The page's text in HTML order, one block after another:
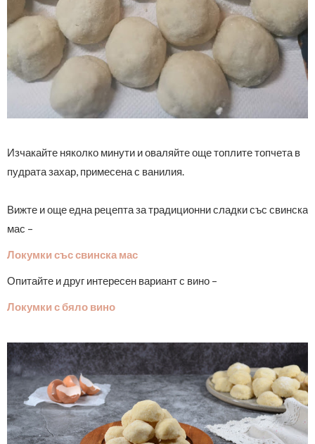
Изчакайте няколко минути и оваляйте още топлите топчета в
пудрата захар, примесена с ванилия.
Вижте и още една рецепта за традиционни сладки със свинска
мас –
Локумки със свинска мас
Опитайте и друг интересен вариант с вино –
Локумки с бяло вино